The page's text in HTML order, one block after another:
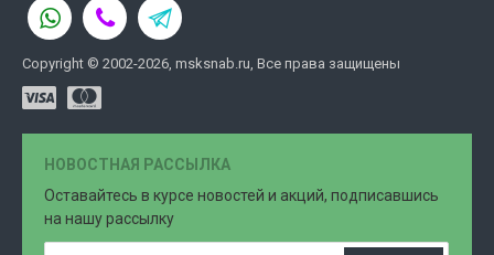
Copyright © 2002-2026, msksnab.ru, Все права защищены
НОВОСТНАЯ РАССЫЛКА
Оставайтесь в курсе новостей и акций, подписавшись
на нашу рассылку